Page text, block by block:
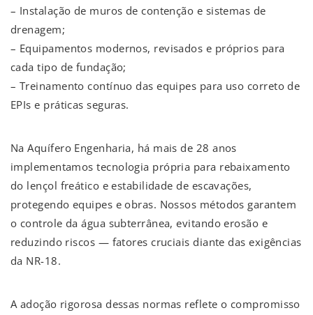
– Instalação de muros de contenção e sistemas de
drenagem;
– Equipamentos modernos, revisados e próprios para
cada tipo de fundação;
– Treinamento contínuo das equipes para uso correto de
EPIs e práticas seguras.
Na Aquífero Engenharia, há mais de 28 anos
implementamos tecnologia própria para rebaixamento
do lençol freático e estabilidade de escavações,
protegendo equipes e obras. Nossos métodos garantem
o controle da água subterrânea, evitando erosão e
reduzindo riscos — fatores cruciais diante das exigências
da NR-18.
A adoção rigorosa dessas normas reflete o compromisso